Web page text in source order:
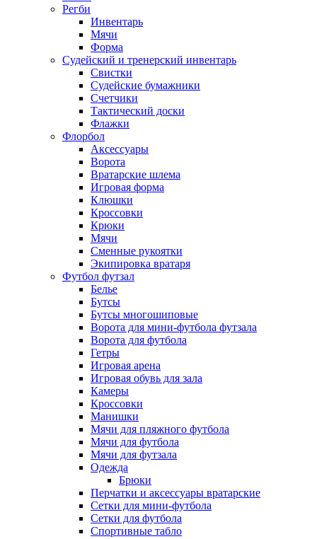
Регби
Инвентарь
Мячи
Форма
Судейский и тренерский инвентарь
Свистки
Судейские бумажники
Счетчики
Тактический доски
Флажки
Флорбол
Аксессуары
Ворота
Вратарские шлема
Игровая форма
Клюшки
Кроссовки
Крюки
Мячи
Сменные рукоятки
Экипировка вратаря
Футбол футзал
Белье
Бутсы
Бутсы многошиповые
Ворота для мини-футбола футзала
Ворота для футбола
Гетры
Игровая арена
Игровая обувь для зала
Камеры
Кроссовки
Манишки
Мячи для пляжного футбола
Мячи для футбола
Мячи для футзала
Одежда
Брюки
Перчатки и аксессуары вратарские
Сетки для мини-футбола
Сетки для футбола
Спортивные табло